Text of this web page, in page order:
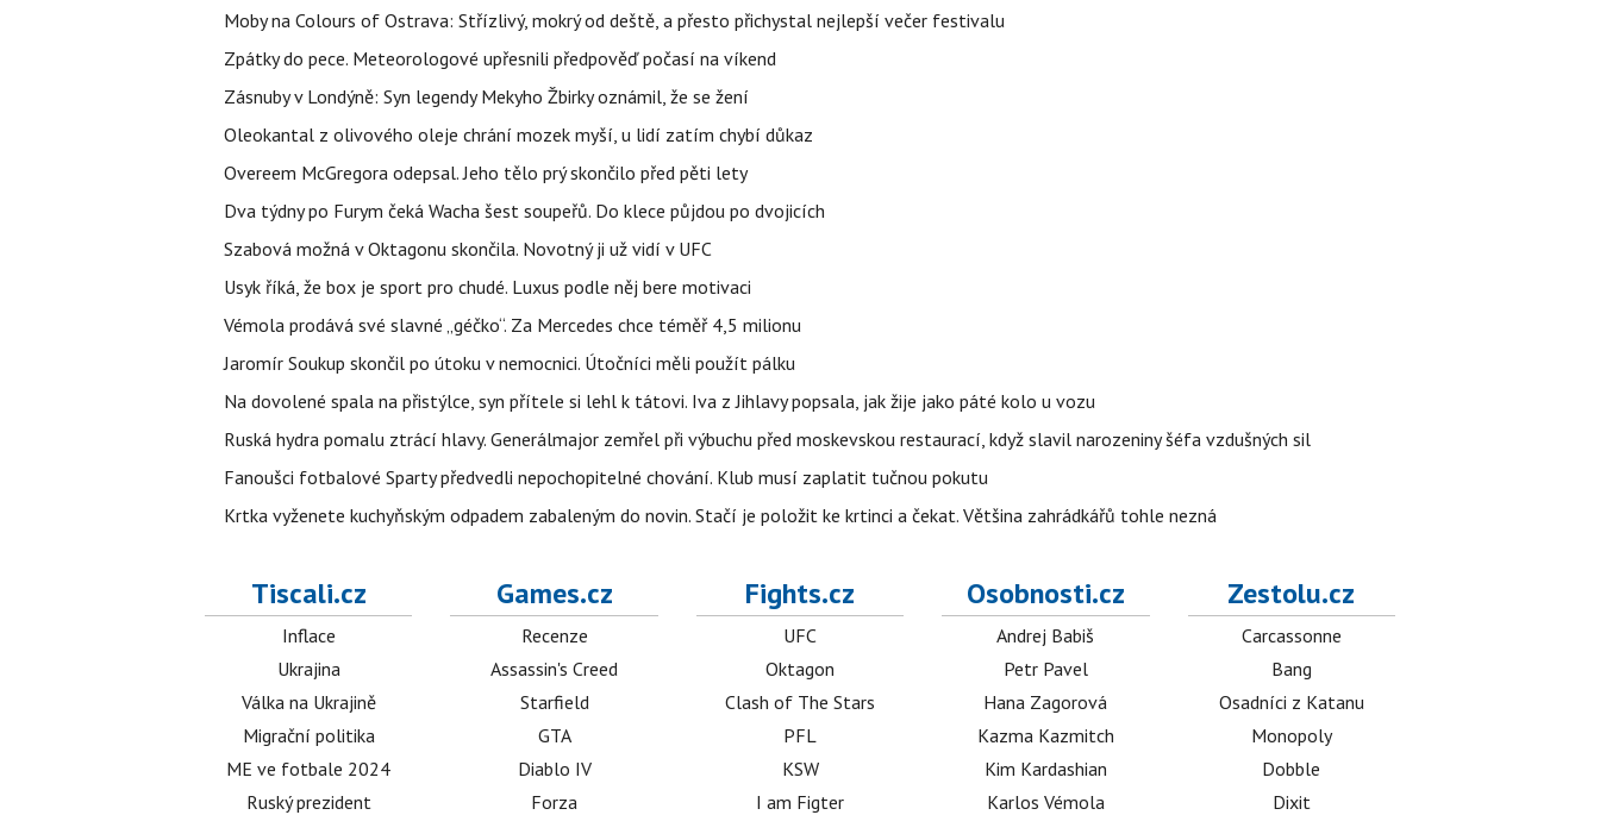
Moby na Colours of Ostrava: Střízlivý, mokrý od deště, a přesto přichystal nejlepší večer festivalu
Zpátky do pece. Meteorologové upřesnili předpověď počasí na víkend
Zásnuby v Londýně: Syn legendy Mekyho Žbirky oznámil, že se žení
Oleokantal z olivového oleje chrání mozek myší, u lidí zatím chybí důkaz
Overeem McGregora odepsal. Jeho tělo prý skončilo před pěti lety
Dva týdny po Furym čeká Wacha šest soupeřů. Do klece půjdou po dvojicích
Szabová možná v Oktagonu skončila. Novotný ji už vidí v UFC
Usyk říká, že box je sport pro chudé. Luxus podle něj bere motivaci
Vémola prodává své slavné „géčko“. Za Mercedes chce téměř 4,5 milionu
Jaromír Soukup skončil po útoku v nemocnici. Útočníci měli použít pálku
Na dovolené spala na přistýlce, syn přítele si lehl k tátovi. Iva z Jihlavy popsala, jak žije jako páté kolo u vozu
Ruská hydra pomalu ztrácí hlavy. Generálmajor zemřel při výbuchu před moskevskou restaurací, když slavil narozeniny šéfa vzdušných sil
Fanoušci fotbalové Sparty předvedli nepochopitelné chování. Klub musí zaplatit tučnou pokutu
Krtka vyženete kuchyňským odpadem zabaleným do novin. Stačí je položit ke krtinci a čekat. Většina zahrádkářů tohle nezná
Tiscali.cz
Inflace
Ukrajina
Válka na Ukrajině
Migrační politika
ME ve fotbale 2024
Ruský prezident
Games.cz
Recenze
Assassin's Creed
Starfield
GTA
Diablo IV
Forza
Fights.cz
UFC
Oktagon
Clash of The Stars
PFL
KSW
I am Figter
Osobnosti.cz
Andrej Babiš
Petr Pavel
Hana Zagorová
Kazma Kazmitch
Kim Kardashian
Karlos Vémola
Zestolu.cz
Carcassonne
Bang
Osadníci z Katanu
Monopoly
Dobble
Dixit